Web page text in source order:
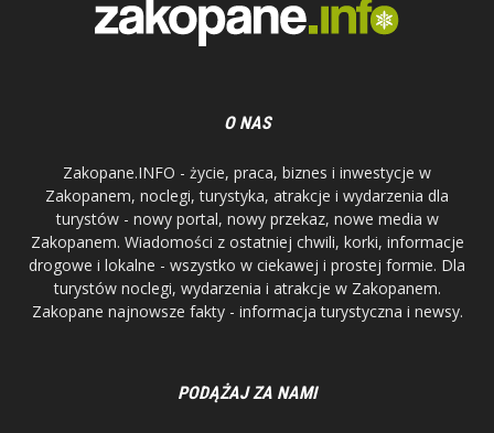
O NAS
Zakopane.INFO - życie, praca, biznes i inwestycje w
Zakopanem, noclegi, turystyka, atrakcje i wydarzenia dla
turystów - nowy portal, nowy przekaz, nowe media w
Zakopanem. Wiadomości z ostatniej chwili, korki, informacje
drogowe i lokalne - wszystko w ciekawej i prostej formie. Dla
turystów noclegi, wydarzenia i atrakcje w Zakopanem.
Zakopane najnowsze fakty - informacja turystyczna i newsy.
PODĄŻAJ ZA NAMI